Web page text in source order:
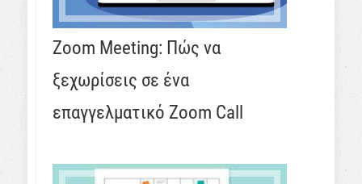
Zoom Meeting: Πώς να
ξεχωρίσεις σε ένα
επαγγελματικό Zoom Call